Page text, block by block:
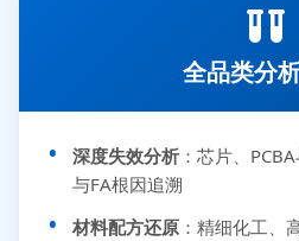
全品类分
深度失效分析 ：芯片、
与FA根因追溯
材料配方还原 ：精细化工、